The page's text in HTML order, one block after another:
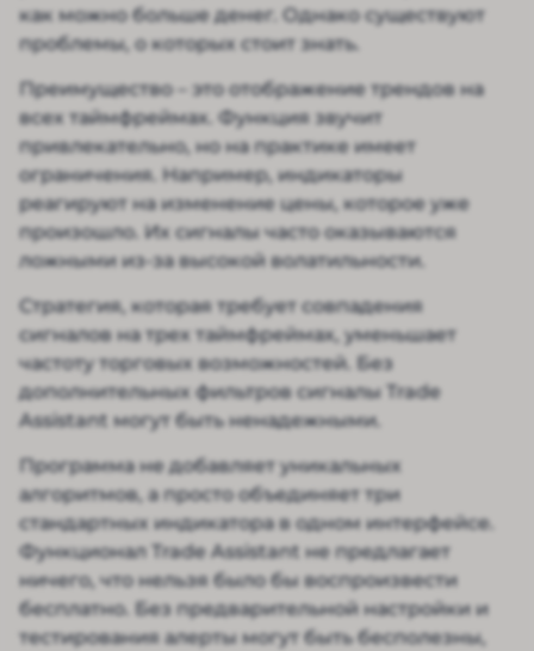
как можно больше денег. Однако существуют
проблемы, о которых стоит знать.
Преимущество – это отображение трендов на
всех таймфреймах. Функция звучит
привлекательно, но на практике имеет
ограничения. Например, индикаторы
реагируют на изменение цены, которое уже
произошло. Их сигналы часто оказываются
ложными из-за высокой волатильности.
Стратегия, которая требует совпадения
сигналов на трех таймфреймах, уменьшает
частоту торговых возможностей. Без
дополнительных фильтров сигналы Trade
Assistant могут быть ненадежными.
Программа не добавляет уникальных
алгоритмов, а просто объединяет три
стандартных индикатора в одном интерфейсе.
Функционал Trade Assistant не предлагает
ничего, что нельзя было бы воспроизвести
бесплатно. Без предварительной настройки и
тестирования алерты могут быть бесполезны,